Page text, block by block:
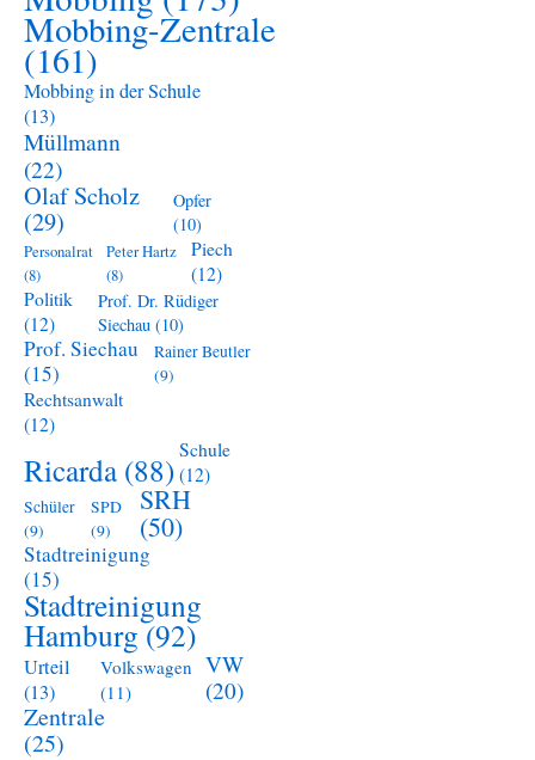
Mobbing-Zentrale
(161)
Mobbing in der Schule
(13)
Müllmann
(22)
Olaf Scholz
(29)
Opfer
(10)
Personalrat
(8)
Peter Hartz
(8)
Piech
(12)
Politik
(12)
Prof. Dr. Rüdiger
Siechau (10)
Prof. Siechau
(15)
Rainer Beutler
(9)
Rechtsanwalt
(12)
Ricarda (88) Schule
(12)
Schüler
(9)
SPD
(9)
SRH
(50)
Stadtreinigung
(15)
Stadtreinigung
Hamburg(92)
Urteil
(13)
Volkswagen
(11)
VW
(20)
Zentrale
(25)